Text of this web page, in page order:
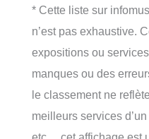
* Cette liste sur
n’est pas exhaustive.
expositions ou
manques ou des
le classement ne
meilleurs services